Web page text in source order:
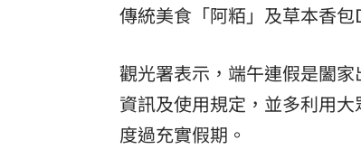
傳統美食「阿粨」及草本香
觀光署表示，端午連假是闔
資訊及使用規定，並多利用
度過充實假期。